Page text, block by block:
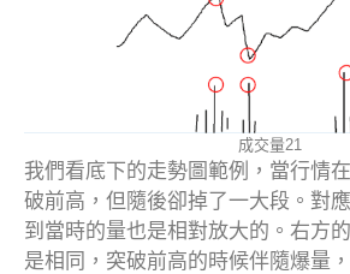
成交量21
我們看底下的走勢圖範例，當行情
破前高，但隨後卻掉了一大段。對
到當時的量也是相對放大的。右方
是相同，突破前高的時候伴隨爆量